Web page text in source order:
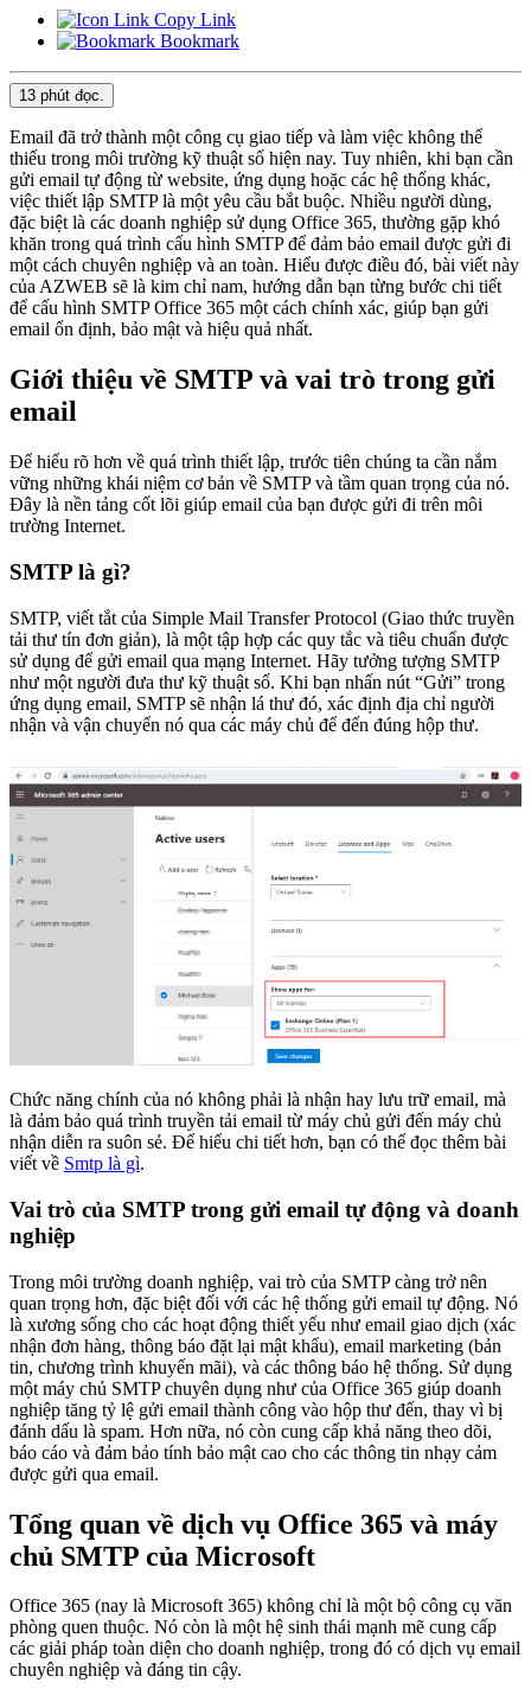
Copy Link
Bookmark
13 phút đọc.
Email đã trở thành một công cụ giao tiếp và làm việc không thể
thiếu trong môi trường kỹ thuật số hiện nay. Tuy nhiên, khi bạn cần
gửi email tự động từ website, ứng dụng hoặc các hệ thống khác,
việc thiết lập SMTP là một yêu cầu bắt buộc. Nhiều người dùng,
đặc biệt là các doanh nghiệp sử dụng Office 365, thường gặp khó
khăn trong quá trình cấu hình SMTP để đảm bảo email được gửi đi
một cách chuyên nghiệp và an toàn. Hiểu được điều đó, bài viết này
của AZWEB sẽ là kim chỉ nam, hướng dẫn bạn từng bước chi tiết
để cấu hình SMTP Office 365 một cách chính xác, giúp bạn gửi
email ổn định, bảo mật và hiệu quả nhất.
Giới thiệu về SMTP và vai trò trong gửi
email
Để hiểu rõ hơn về quá trình thiết lập, trước tiên chúng ta cần nắm
vững những khái niệm cơ bản về SMTP và tầm quan trọng của nó.
Đây là nền tảng cốt lõi giúp email của bạn được gửi đi trên môi
trường Internet.
SMTP là gì?
SMTP, viết tắt của Simple Mail Transfer Protocol (Giao thức truyền
tải thư tín đơn giản), là một tập hợp các quy tắc và tiêu chuẩn được
sử dụng để gửi email qua mạng Internet. Hãy tưởng tượng SMTP
như một người đưa thư kỹ thuật số. Khi bạn nhấn nút “Gửi” trong
ứng dụng email, SMTP sẽ nhận lá thư đó, xác định địa chỉ người
nhận và vận chuyển nó qua các máy chủ để đến đúng hộp thư.
Chức năng chính của nó không phải là nhận hay lưu trữ email, mà
là đảm bảo quá trình truyền tải email từ máy chủ gửi đến máy chủ
nhận diễn ra suôn sẻ. Để hiểu chi tiết hơn, bạn có thể đọc thêm bài
viết về Smtp là gì.
Vai trò của SMTP trong gửi email tự động và doanh
nghiệp
Trong môi trường doanh nghiệp, vai trò của SMTP càng trở nên
quan trọng hơn, đặc biệt đối với các hệ thống gửi email tự động. Nó
là xương sống cho các hoạt động thiết yếu như email giao dịch (xác
nhận đơn hàng, thông báo đặt lại mật khẩu), email marketing (bản
tin, chương trình khuyến mãi), và các thông báo hệ thống. Sử dụng
một máy chủ SMTP chuyên dụng như của Office 365 giúp doanh
nghiệp tăng tỷ lệ gửi email thành công vào hộp thư đến, thay vì bị
đánh dấu là spam. Hơn nữa, nó còn cung cấp khả năng theo dõi,
báo cáo và đảm bảo tính bảo mật cao cho các thông tin nhạy cảm
được gửi qua email.
Tổng quan về dịch vụ Office 365 và máy
chủ SMTP của Microsoft
Office 365 (nay là Microsoft 365) không chỉ là một bộ công cụ văn
phòng quen thuộc. Nó còn là một hệ sinh thái mạnh mẽ cung cấp
các giải pháp toàn diện cho doanh nghiệp, trong đó có dịch vụ email
chuyên nghiệp và đáng tin cậy.